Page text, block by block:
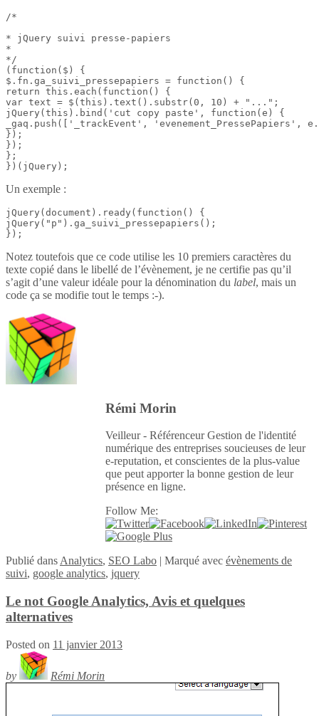
/*
* jQuery suivi presse-papiers
*
*/
(function($) {
$.fn.ga_suivi_pressepapiers = function() {
return this.each(function() {
var text = $(this).text().substr(0, 10) + "...";
jQuery(this).bind('cut copy paste', function(e) {
_gaq.push(['_trackEvent', 'evenement_PressePapiers',
});
});
};
})(jQuery);
Un exemple :
jQuery(document).ready(function() {
jQuery("p").ga_suivi_pressepapiers();
});
Notez toutefois que ce code utilise les 10 premiers caractères du
texte copié dans le libellé de l’évènement, je ne certifie pas qu’il
s’agit d’une valeur idéale pour la dénomination du label, mais un
code ça se modifie tout le temps :-).
Rémi Morin
Veilleur - Référenceur Gestion de l'identité
numérique des entreprises soucieuses de leur
e-reputation, et conscientes de la plus-value
que peut apporter la bonne gestion de leur
présence en ligne.
Follow Me:
Publié dans Analytics, SEO Labo | Marqué avec évènements de
suivi, google analytics, jquery
Le not Google Analytics, Avis et quelques
alternatives
Posted on 11 janvier 2013
by Rémi Morin